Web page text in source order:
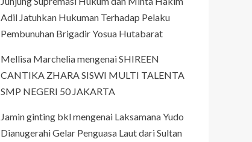
Adil Jatuhkan Hukuman Terhadap Pelaku
Pembunuhan Brigadir Yosua Hutabarat
Mellisa MarcheliamengenaiSHIREEN
CANTIKA ZHARA SISWI MULTI TALENTA
SMP NEGERI 50 JAKARTA
Jamin ginting bklmengenai Laksamana Yudo
Dianugerahi Gelar Penguasa Laut dari Sultan